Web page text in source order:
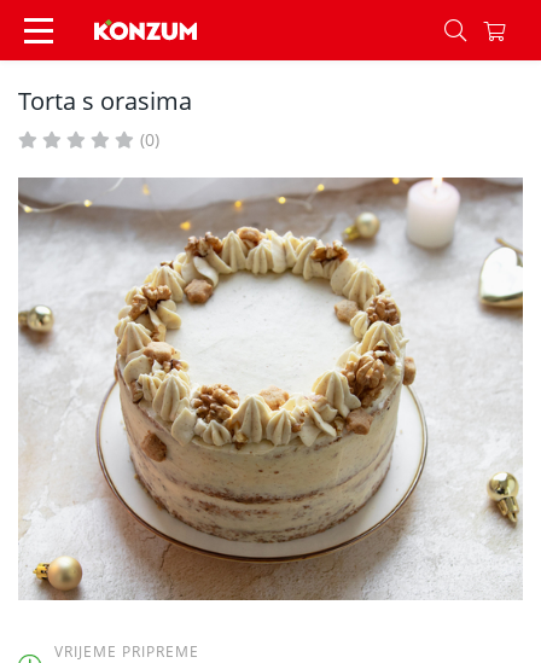
Torta s orasima - Recepti - Konzum
Torta s orasima
(0)
VRIJEME PRIPREME